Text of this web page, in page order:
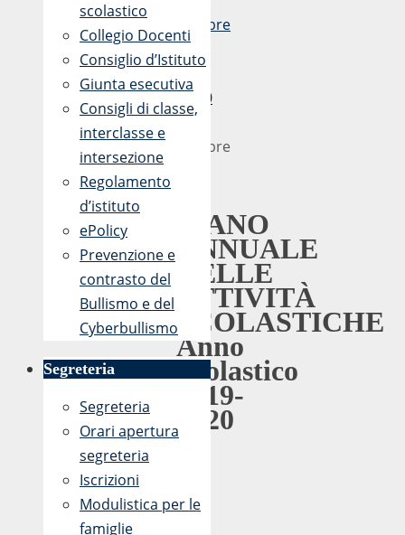
Ottobre
2019
-
07:10
15
Ottobre
PIANO
ANNUALE
DELLE
ATTIVITÀ
SCOLASTICHE
Anno
Scolastico
2019-
2020
tutti
scolastico
Collegio Docenti
Consiglio d’Istituto
Giunta esecutiva
Consigli di classe,
interclasse e
intersezione
Regolamento
d’istituto
ePolicy
Prevenzione e
contrasto del
Bullismo e del
Cyberbullismo
Segreteria
Segreteria
Orari apertura
segreteria
Iscrizioni
Modulistica per le
famiglie